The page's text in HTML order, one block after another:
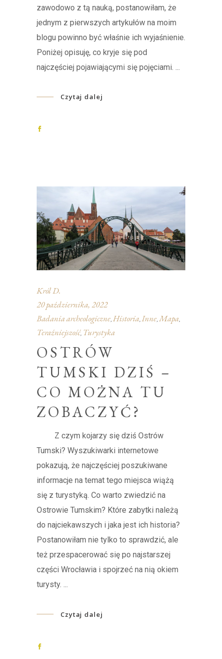
zawodowo z tą nauką, postanowiłam, że
jednym z pierwszych artykułów na moim
blogu powinno być właśnie ich wyjaśnienie.
Poniżej opisuję, co kryje się pod
najczęściej pojawiającymi się pojęciami.
Czytaj dalej
Król D.
20 października, 2022
Badania archeologiczne, Historia, Inne,Mapa,
Teraźniejszość, Turystyka
OSTRÓW
TUMSKI DZIŚ –
CO MOŻNA TU
ZOBACZYĆ?
Z czym kojarzy się dziś Ostrów
Tumski? Wyszukiwarki internetowe
pokazują, że najczęściej poszukiwane
informacje na temat tego miejsca wiążą
się z turystyką. Co warto zwiedzić na
Ostrowie Tumskim? Które zabytki należą
do najciekawszych i jaka jest ich historia?
Postanowiłam nie tylko to sprawdzić, ale
też przespacerować się po najstarszej
części Wrocławia i spojrzeć na nią okiem
turysty.
Czytaj dalej